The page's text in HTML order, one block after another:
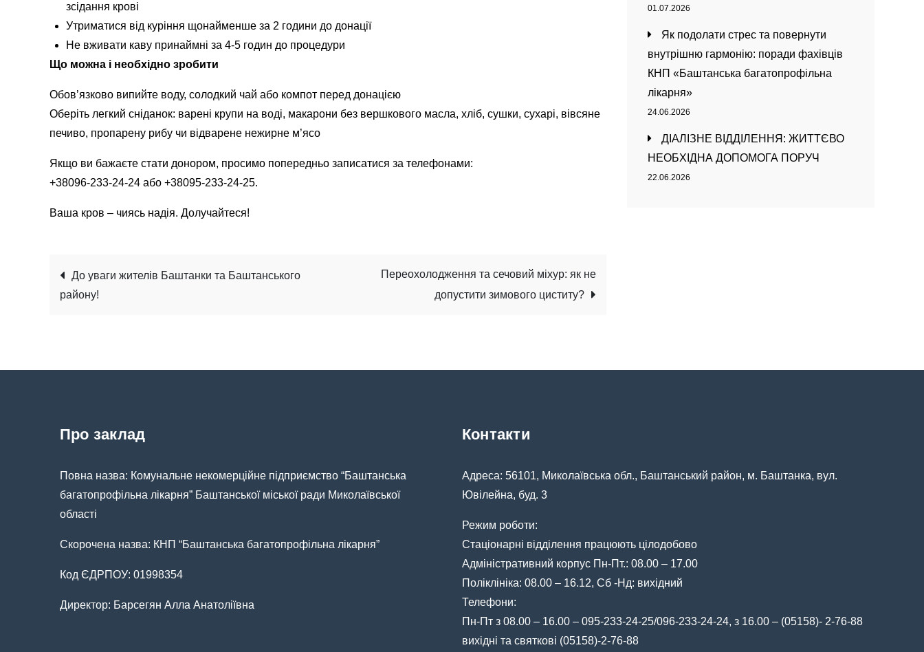
зсідання крові
Утриматися від куріння щонайменше за 2 години до донації
Не вживати каву принаймні за 4-5 годин до процедури
Що можна і необхідно зробити
Обов’язково випийте воду, солодкий чай або компот перед донацією
Оберіть легкий сніданок: варені крупи на воді, макарони без вершкового масла, хліб, сушки, сухарі, вівсяне
печиво, пропарену рибу чи відварене нежирне м’ясо
Якщо ви бажаєте стати донором, просимо попередньо записатися за телефонами:
+38096-233-24-24 або +38095-233-24-25.
Ваша кров – чиясь надія. Долучайтеся!
Навігація
До уваги жителів Баштанки та Баштанського
району!
Переохолодження та сечовий міхур: як не
допустити зимового циститу?
01.07.2026
Як подолати стрес та повернути
внутрішню гармонію: поради фахівців
КНП «Баштанська багатопрофільна
лікарня»
24.06.2026
ДІАЛІЗНЕ ВІДДІЛЕННЯ: ЖИТТЄВО
НЕОБХІДНА ДОПОМОГА ПОРУЧ
22.06.2026
Про заклад
Повна назва: Комунальне некомерційне підприємство “Баштанська
багатопрофільна лікарня” Баштанської міської ради Миколаївської
області
Скорочена назва: КНП “Баштанська багатопрофільна лікарня”
Код ЄДРПОУ: 01998354
Директор: Барсегян Алла Анатоліївна
Контакти
Адреса: 56101, Миколаївська обл., Баштанський район, м. Баштанка, вул.
Ювілейна, буд. 3
Режим роботи:
Стаціонарні відділення працюють цілодобово
Адміністративний корпус Пн-Пт.: 08.00 – 17.00
Поліклініка: 08.00 – 16.12, Сб -Нд: вихідний
Телефони:
Пн-Пт з 08.00 – 16.00 – 095-233-24-25/096-233-24-24, з 16.00 – (05158)- 2-76-88
вихідні та святкові (05158)-2-76-88